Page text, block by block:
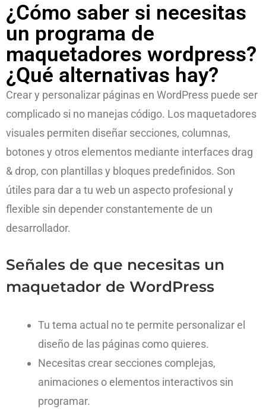
¿Cómo saber si necesitas
un programa de
maquetadores wordpress?
¿Qué alternativas hay?
Crear y personalizar páginas en WordPress puede ser
complicado si no manejas código. Los maquetadores
visuales permiten diseñar secciones, columnas,
botones y otros elementos mediante interfaces drag
& drop, con plantillas y bloques predefinidos. Son
útiles para dar a tu web un aspecto profesional y
flexible sin depender constantemente de un
desarrollador.
Señales de que necesitas un
maquetador de WordPress
Tu tema actual no te permite personalizar el
diseño de las páginas como quieres.
Necesitas crear secciones complejas,
animaciones o elementos interactivos sin
programar.